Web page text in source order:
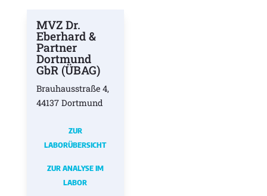
MVZ Dr.
Eberhard &
Partner
Dortmund
GbR (ÜBAG)
Brauhausstraße 4,
44137 Dortmund
ZUR
LABORÜBERSICHT
ZUR ANALYSE IM
LABOR